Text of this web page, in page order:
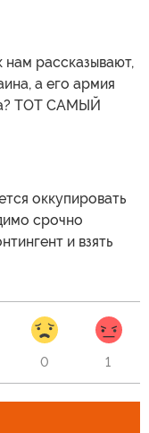
рассказывают,
а его армия
ТОТ САМЫЙ
оккупировать
срочно
и взять
0 1